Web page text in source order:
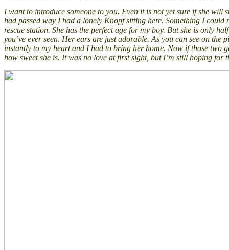
I want to introduce someone to you. Even it is not yet sure if she
had passed way I had a lonely Knopf sitting here. Something I
rescue station. She has the perfect age for my boy. But she is only
you’ve ever seen. Her ears are just adorable. As you can see on the
instantly to my heart and I had to bring her home. Now if those two
how sweet she is. It was no love at first sight, but I’m still hoping for